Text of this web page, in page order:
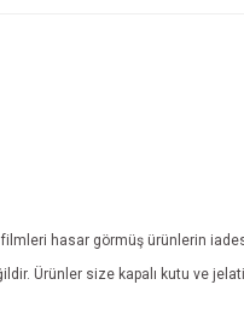
filmleri hasar görmüş ürünlerin
Ürünler size kapalı kutu ve